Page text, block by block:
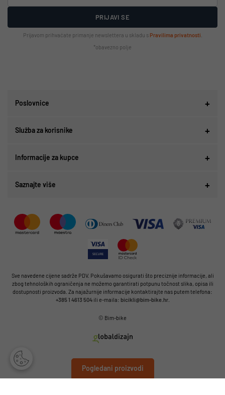
Pogledani proizvodi
PRIJAVI SE
Prijavom prihvaćate primanje newslettera u skladu s Pravilima privatnosti
*obavezno polje
Poslovnice
Služba za korisnike
Informacije za kupce
Saznajte više
Sve navedene cijene sadrže PDV. Pokušavamo osigurati što preciznije informacije, ali
zbog tehnoloških ograničenja ne možemo garantirati potpunu točnost slika, opisa ili
dostupnosti proizvoda. Za najažurnije informacije kontaktirajte nas putem telefona:
+385 1 4613 504ili e-maila: bicikli@bim-bike.hr.
© Bim-bike